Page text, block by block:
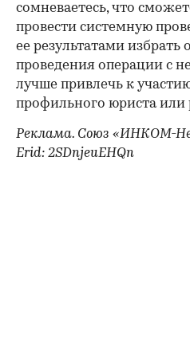
сомневаетесь, что
провести системную
ее результатами
проведения операции с
лучше привлечь к
профильного юриста или
Реклама. Союз «ИНКОМ-
Erid: 2SDnjeuEHQn